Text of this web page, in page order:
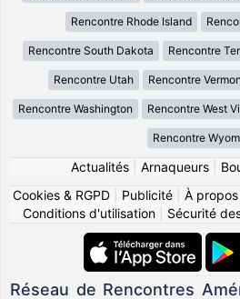
Rencontre Rhode Island
Rencontre South Dakota Rencontre
Rencontre Utah Rencontre
Rencontre Washington Rencontre West
Rencontre
Actualités| Arnaqueurs|
Cookies & RGPD
Publicité À
Conditions d'utilisation| Sécurité
Réseau de Rencontres